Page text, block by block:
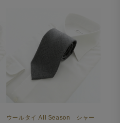
ウールタイ All Season シャー